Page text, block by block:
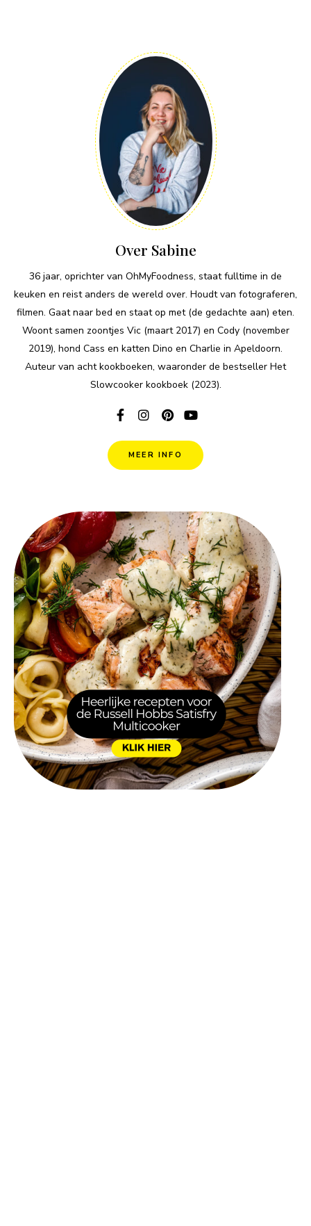
Over Sabine
36 jaar, oprichter van OhMyFoodness, staat fulltime in de
keuken en reist anders de wereld over. Houdt van fotograferen,
filmen. Gaat naar bed en staat op met (de gedachte aan) eten.
Woont samen zoontjes Vic (maart 2017) en Cody (november
2019), hond Cass en katten Dino en Charlie in Apeldoorn.
Auteur van acht kookboeken, waaronder de bestseller Het
Slowcooker kookboek (2023).
MEER INFO